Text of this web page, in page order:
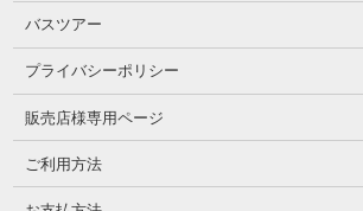
バスツアー
プライバシーポリシー
販売店様専用ページ
ご利用方法